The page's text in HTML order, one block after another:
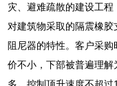
灾、避难疏散的建设工程
对建筑物采取的隔震橡
阻尼器的特性。客户采
价不小，下部被普遍理
多。控制顶升速度不超过